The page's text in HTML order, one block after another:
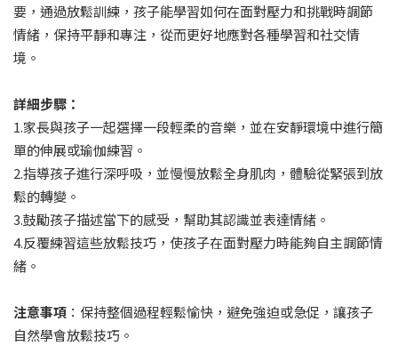
要，通過放鬆訓練，孩子能學習如何在面對壓力和挑戰時調節
情緒，保持平靜和專注，從而更好地應對各種學習和社交情
境。
詳細步驟：
1.家長與孩子一起選擇一段輕柔的音樂，並在安靜環境中進行簡
單的伸展或瑜伽練習。
2.指導孩子進行深呼吸，並慢慢放鬆全身肌肉，體驗從緊張到放
鬆的轉變。
3.鼓勵孩子描述當下的感受，幫助其認識並表達情緒。
4.反覆練習這些放鬆技巧，使孩子在面對壓力時能夠自主調節情
緒。
注意事項 ：保持整個過程輕鬆愉快，避免強迫或急促，讓孩子
自然學會放鬆技巧。